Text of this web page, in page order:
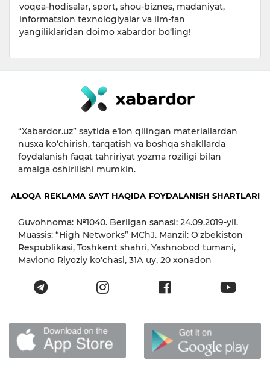
voqea-hodisalar, sport, shou-biznes, madaniyat,
informatsion texnologiyalar va ilm-fan
yangiliklaridan doimo xabardor bo‘ling!
“Xabardor.uz” saytida eʼlon qilingan materiallardan
nusxa ko‘chirish, tarqatish va boshqa shakllarda
foydalanish faqat tahririyat yozma roziligi bilan
amalga oshirilishi mumkin.
ALOQA REKLAMA SAYT HAQIDA FOYDALANISH SHARTLARI
Guvohnoma: №1040. Berilgan sanasi: 24.09.2019-yil.
Muassis: “High Networks” MChJ. Manzil: O'zbekiston
Respublikasi, Toshkent shahri, Yashnobod tumani,
Mavlono Riyoziy ko'chasi, 31А uy, 20 xonadon